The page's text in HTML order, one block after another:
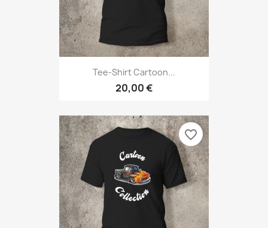
Tee-Shirt Cartoon...
20,00 €
favorite_border